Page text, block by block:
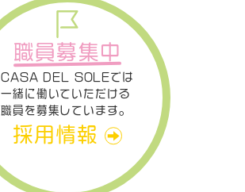
職員募集中
CASA DEL SOLEでは
一緒に働いていただける
職員を募集しています。
採用情報